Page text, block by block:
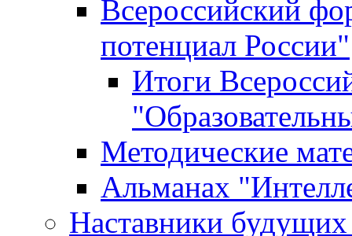
Всероссийский
потенциал России"
Итоги
Методические
Альманах
Наставники